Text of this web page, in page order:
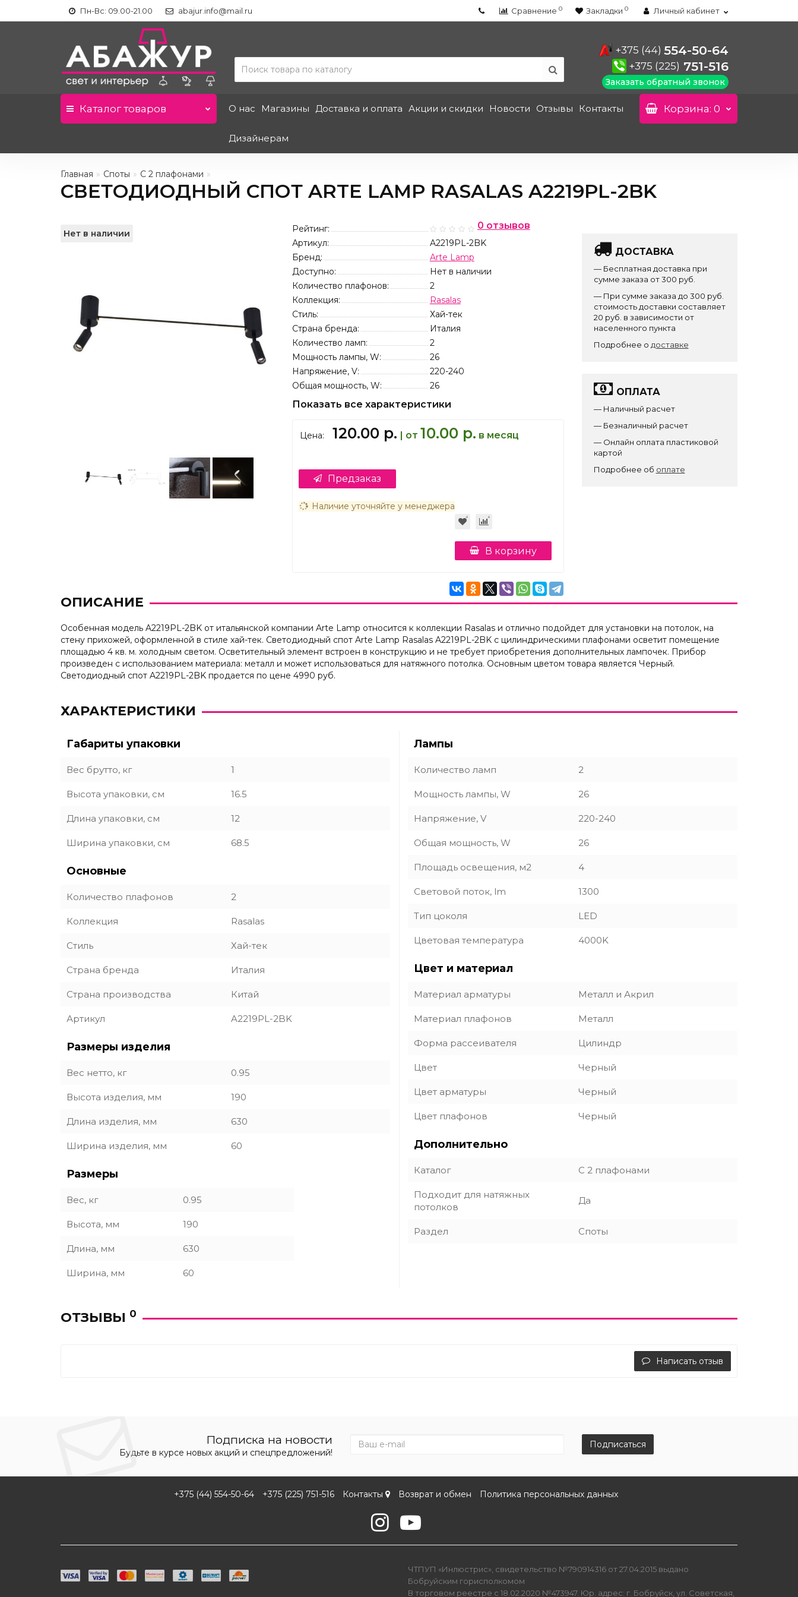
Пн-Вс: 09.00-21.00 abajur.info@mail.ru Сравнение 0 Закладки 0 Личный кабинет
+375 (44) 554-50-64
+375 (225) 751-516
Заказать обратный звонок
Каталогтоваров О нас Магазины Доставка и оплата Акции и скидки Новости Отзывы Контакты
Дизайнерам
Корзина: 0
Главная Споты С 2 плафонами
СВЕТОДИОДНЫЙ СПОТ ARTE LAMP RASALAS A2219PL-2BK
Нет в наличии Рейтинг: 0 отзывов
Артикул:
A2219PL-2BK
Бренд:
Arte Lamp
Доступно:
Нет в наличии
Количество плафонов:
2
Коллекция:
Rasalas
Стиль:
Хай-тек
Страна бренда:
Италия
Количество ламп:
2
Мощность лампы, W:
26
Напряжение, V:
220-240
Общая мощность, W:
26
Показать все характеристики
Цена: 120.00 р. | от 10.00 р. в месяц
Предзаказ
Наличие уточняйте у менеджера
В корзину
ДОСТАВКА
— Бесплатная доставка при
сумме заказа от 300 руб.
— При сумме заказа до 300 руб.
стоимость доставки составляет
20 руб. в зависимости от
населенного пункта
Подробнее о доставке
ОПЛАТА
— Наличный расчет
— Безналичный расчет
— Онлайн оплата пластиковой
картой
Подробнее об оплате
ОПИСАНИЕ
Особенная модель A2219PL-2BK от итальянской компании Arte Lamp относится к коллекции Rasalas и отлично подойдет для установки на потолок, на
стену прихожей, оформленной в стиле хай-тек. Светодиодный спот Arte Lamp Rasalas A2219PL-2BK с цилиндрическими плафонами осветит помещение
площадью 4 кв. м. холодным светом. Осветительный элемент встроен в конструкцию и не требует приобретения дополнительных лампочек. Прибор
произведен с использованием материала: металл и может использоваться для натяжного потолка. Основным цветом товара является Черный.
Светодиодный спот A2219PL-2BK продается по цене 4990 руб.
ХАРАКТЕРИСТИКИ
Габариты упаковки
Вес брутто, кг 1
Высота упаковки, см 16.5
Длина упаковки, см 12
Ширина упаковки, см 68.5
Основные
Количество плафонов 2
Коллекция Rasalas
Стиль Хай-тек
Страна бренда Италия
Страна производства Китай
Артикул A2219PL-2BK
Размеры изделия
Вес нетто, кг 0.95
Высота изделия, мм 190
Длина изделия, мм 630
Ширина изделия, мм 60
Размеры
Вес, кг 0.95
Высота, мм 190
Длина, мм 630
Ширина, мм 60
Лампы
Количество ламп 2
Мощность лампы, W 26
Напряжение, V 220-240
Общая мощность, W 26
Площадь освещения, м2 4
Световой поток, lm 1300
Тип цоколя LED
Цветовая температура 4000K
Цвет и материал
Материал арматуры Металл и Акрил
Материал плафонов Металл
Форма рассеивателя Цилиндр
Цвет Черный
Цвет арматуры Черный
Цвет плафонов Черный
Дополнительно
Каталог С 2 плафонами
Подходит для натяжных
потолков
Да
Раздел Споты
ОТЗЫВЫ 0
Написать отзыв
Подписка на новости
Будьте в курсе новых акций и спецпредложений!
Подписаться
+375 (44) 554-50-64 +375 (225) 751-516 Контакты Возврат и обмен Политика персональных данных
ЧТПУП «Инлюстрис», свидетельство №790914316 от 27.04.2015 выдано
Бобруйским горисполкомом
В торговом реестре с 18.02.2020 №473947. Юр. адрес: г. Бобруйск, ул. Советская,